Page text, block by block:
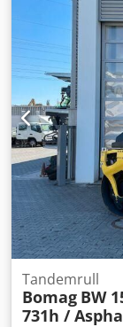
Tandemrull
Bomag BW
731h /